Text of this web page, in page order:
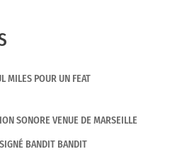
d’un
symphoniques à la
MILES POUR UN FEAT
SONORE VENUE DE MARSEILLE
BANDIT BANDIT